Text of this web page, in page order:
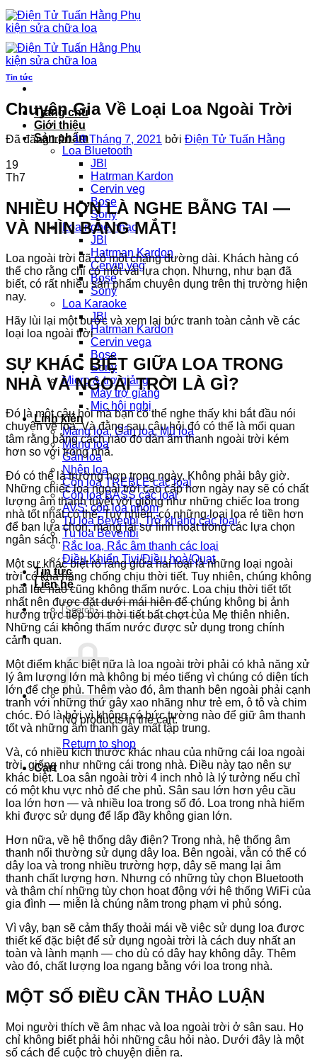
Chuyển
đến
nội
dung
Trang chủ
Giới thiệu
Sản phẩm
Loa Bluetooth
JBl
Hatrman Kardon
Cervin veg
Bose
Sony
Loa nghe nhạc
JBl
Hatrman Kardon
Cervin veg
Bose
Sony
Loa Karaoke
JBl
Hatrman Kardon
Cervin vega
Bose
Sony
Micro & trợ giảng
Máy trợ giảng
Mic hội nghị
Linh kiện
Màng loa, Gân loa, Mũ loa
Màng loa
Gân loa
Nhện loa
Côn loa TREBLE các loại
Côn loa BASS các loại
AVS: côn loa nhôm
Tụ loa Bevenbi, Trở kháng các loại
Tụ loa Bevenbi
Rắc loa, Rắc âm thanh các loại
Điều Khiển Tivi/Điều hoà/Quạt
Tin tức
Liên hệ
Search
for:
No products in the cart.
Return to shop
Cart
Tin tức
Chuyên Gia Về Loại Loa Ngoài Trời
Đã đăng trên19 Tháng 7, 2021 bởi Điện Tử Tuấn Hằng
19
Th7
NHIỀU HƠN LÀ NGHE BẰNG TAI —
VÀ NHÌN BẰNG MẮT!
Loa ngoài trời đã có một chặng đường dài. Khách hàng có
thể cho rằng chỉ có một vài lựa chọn. Nhưng, như bạn đã
biết, có rất nhiều sản phẩm chuyên dụng trên thị trường hiện
nay.
Hãy lùi lại một bước và xem lại bức tranh toàn cảnh về các
loại loa ngoài trời
SỰ KHÁC BIỆT GIỮA LOA TRONG
NHÀ VÀ NGOÀI TRỜI LÀ GÌ?
Đó là một câu hỏi mà bạn có thể nghe thấy khi bắt đầu nói
chuyện về loa. Và đằng sau câu hỏi đó có thể là mối quan
tâm rằng bằng cách nào đó dàn âm thanh ngoài trời kém
hơn so với trong nhà.
Đó có thể là trường hợp trong ngày. Không phải bây giờ.
Những chiếc loa ngoài trời cao cấp hơn ngày nay sẽ có chất
lượng âm thanh tuyệt vời giống như những chiếc loa trong
nhà tốt nhất có thể. Tuy nhiên, có những loại loa rẻ tiền hơn
để bạn lựa chọn, mang lại sự linh hoạt trong các lựa chọn
ngân sách.
Một sự khác biệt rõ ràng giữa hai loại là những loại ngoài
trời có khả năng chống chịu thời tiết. Tuy nhiên, chúng không
phải lúc nào cũng không thấm nước. Loa chịu thời tiết tốt
nhất nên được đặt dưới mái hiên để chúng không bị ảnh
hưởng trực tiếp bởi thời tiết bất chợt của Mẹ thiên nhiên.
Những cái không thấm nước được sử dụng trong chính
cảnh quan.
Một điểm khác biệt nữa là loa ngoài trời phải có khả năng xử
lý âm lượng lớn mà không bị méo tiếng vì chúng có diện tích
lớn để che phủ. Thêm vào đó, âm thanh bên ngoài phải cạnh
tranh với những thứ gây xao nhãng như trẻ em, ô tô và chim
chóc. Đó là bởi vì không có bức tường nào để giữ âm thanh
tốt và những âm thanh gây mất tập trung.
Và, có nhiều kích thước khác nhau của những cái loa ngoài
trời, giống như những cái trong nhà. Điều này tạo nên sự
khác biệt. Loa sân ngoài trời 4 inch nhỏ là lý tưởng nếu chỉ
có một khu vực nhỏ để che phủ. Sân sau lớn hơn yêu cầu
loa lớn hơn — và nhiều loa trong số đó. Loa trong nhà hiếm
khi được sử dụng để lấp đầy không gian lớn.
Hơn nữa, về hệ thống dây điện? Trong nhà, hệ thống âm
thanh nổi thường sử dụng dây loa. Bên ngoài, vẫn có thể có
dây loa và trong nhiều trường hợp, dây sẽ mang lại âm
thanh chất lượng hơn. Nhưng có những tùy chọn Bluetooth
và thậm chí những tùy chọn hoạt động với hệ thống WiFi của
gia đình — miễn là chúng nằm trong phạm vi phủ sóng.
Vì vậy, bạn sẽ cảm thấy thoải mái về việc sử dụng loa được
thiết kế đặc biệt để sử dụng ngoài trời là cách duy nhất an
toàn và lành mạnh — cho dù có dây hay không dây. Thêm
vào đó, chất lượng loa ngang bằng với loa trong nhà.
MỘT SỐ ĐIỀU CẦN THẢO LUẬN
Mọi người thích về âm nhạc và loa ngoài trời ở sân sau. Họ
chỉ không biết phải hỏi những câu hỏi nào. Dưới đây là một
số cách để cuộc trò chuyện diễn ra.